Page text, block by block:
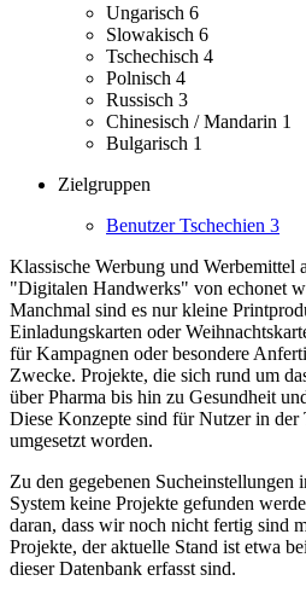
Ungarisch 6
Slowakisch 6
Tschechisch 4
Polnisch 4
Russisch 3
Chinesisch / Mandarin 1
Bulgarisch 1
Zielgruppen
Benutzer Tschechien 3
Klassische Werbung und Werbemittel
"Digitalen Handwerks" von echonet
Manchmal sind es nur kleine
Einladungskarten oder
für Kampagnen oder besondere
Zwecke. Projekte, die sich rund um
über Pharma bis hin zu Gesundheit
Diese Konzepte sind für Nutzer in der
umgesetzt worden.
Zu den gegebenen Sucheinstellungen
System keine Projekte gefunden
daran, dass wir noch nicht fertig sind
Projekte, der aktuelle Stand ist etwa
dieser Datenbank erfasst sind.